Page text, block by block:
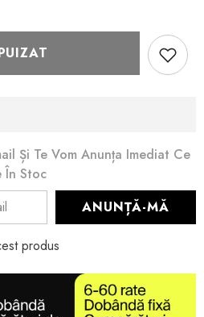
Și Te Vom Anunța Imediat Ce
În Stoc
ANUNȚĂ-MĂ
produs